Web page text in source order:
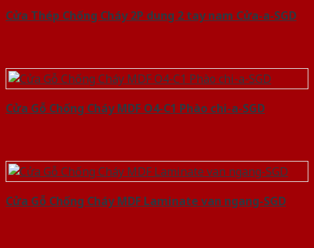
Cửa Thép Chống Cháy 2P dung 2 tay nam Cửa-a-SGD
Cửa Gỗ Chống Cháy MDF O4-C1 Phào chi-a-SGD
Cửa Gỗ Chống Cháy MDF Laminate van ngang-SGD